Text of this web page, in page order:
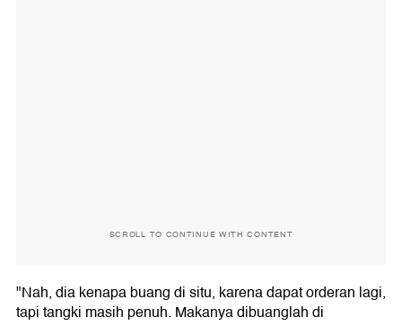
SCROLL TO CONTINUE WITH CONTENT
"Nah, dia kenapa buang di situ, karena dapat orderan lagi,
tapi tangki masih penuh. Makanya dibuanglah di